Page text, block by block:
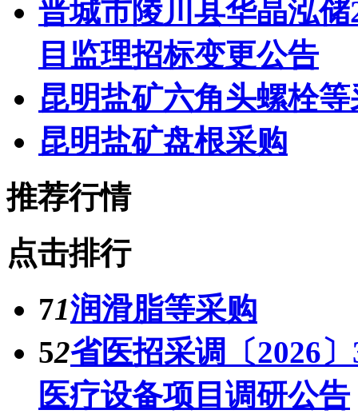
晋城市陵川县华晶泓
目监理招标变更公告
昆明盐矿六角头螺栓
昆明盐矿盘根采购
推荐行情
点击排行
71润滑脂等采购
52省医招采调〔2026
医疗设备项目调研公告